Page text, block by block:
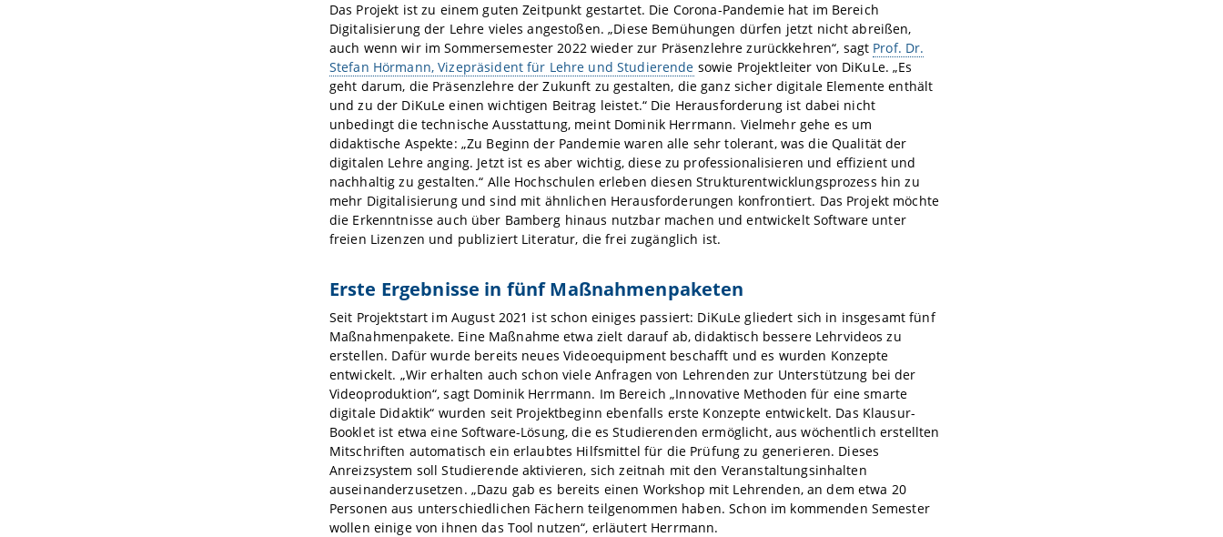
Das Projekt ist zu einem guten Zeitpunkt gestartet. Die Corona-Pandemie hat im Bereich
Digitalisierung der Lehre vieles angestoßen. „Diese Bemühungen dürfen jetzt nicht abreißen,
auch wenn wir im Sommersemester 2022 wieder zur Präsenzlehre zurückkehren“, sagt Prof. Dr.
Stefan Hörmann, Vizepräsident für Lehre und Studierende sowie Projektleiter von DiKuLe. „Es
geht darum, die Präsenzlehre der Zukunft zu gestalten, die ganz sicher digitale Elemente enthält
und zu der DiKuLe einen wichtigen Beitrag leistet.“ Die Herausforderung ist dabei nicht
unbedingt die technische Ausstattung, meint Dominik Herrmann. Vielmehr gehe es um
didaktische Aspekte: „Zu Beginn der Pandemie waren alle sehr tolerant, was die Qualität der
digitalen Lehre anging. Jetzt ist es aber wichtig, diese zu professionalisieren und effizient und
nachhaltig zu gestalten.“ Alle Hochschulen erleben diesen Strukturentwicklungsprozess hin zu
mehr Digitalisierung und sind mit ähnlichen Herausforderungen konfrontiert. Das Projekt möchte
die Erkenntnisse auch über Bamberg hinaus nutzbar machen und entwickelt Software unter
freien Lizenzen und publiziert Literatur, die frei zugänglich ist.
Erste Ergebnisse in fünf Maßnahmenpaketen
Seit Projektstart im August 2021 ist schon einiges passiert: DiKuLe gliedert sich in insgesamt fünf
Maßnahmenpakete. Eine Maßnahme etwa zielt darauf ab, didaktisch bessere Lehrvideos zu
erstellen. Dafür wurde bereits neues Videoequipment beschafft und es wurden Konzepte
entwickelt. „Wir erhalten auch schon viele Anfragen von Lehrenden zur Unterstützung bei der
Videoproduktion“, sagt Dominik Herrmann. Im Bereich „Innovative Methoden für eine smarte
digitale Didaktik“ wurden seit Projektbeginn ebenfalls erste Konzepte entwickelt. Das Klausur-
Booklet ist etwa eine Software-Lösung, die es Studierenden ermöglicht, aus wöchentlich erstellten
Mitschriften automatisch ein erlaubtes Hilfsmittel für die Prüfung zu generieren. Dieses
Anreizsystem soll Studierende aktivieren, sich zeitnah mit den Veranstaltungsinhalten
auseinanderzusetzen. „Dazu gab es bereits einen Workshop mit Lehrenden, an dem etwa 20
Personen aus unterschiedlichen Fächern teilgenommen haben. Schon im kommenden Semester
wollen einige von ihnen das Tool nutzen“, erläutert Herrmann.